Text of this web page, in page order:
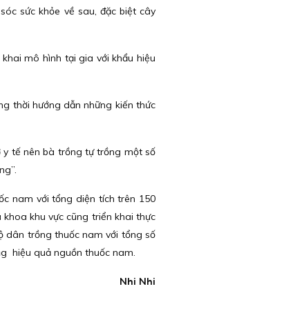
sức khỏe về sau, đặc biệt cây
mô hình tại gia với khẩu hiệu
thời hướng dẫn những kiến thức
y tế nên bà trồng tự trồng một số
nam với tổng diện tích trên 150
khu vực cũng triển khai thực
dân trồng thuốc nam với tổng số
hiệu quả nguồn thuốc nam.
Nhi Nhi